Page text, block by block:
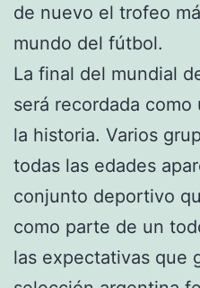
de nuevo el trofeo
mundo del fútbol.
La final del mundial
será recordada
la historia. Varios
todas las edades
conjunto deportivo
como parte de un
las expectativas que